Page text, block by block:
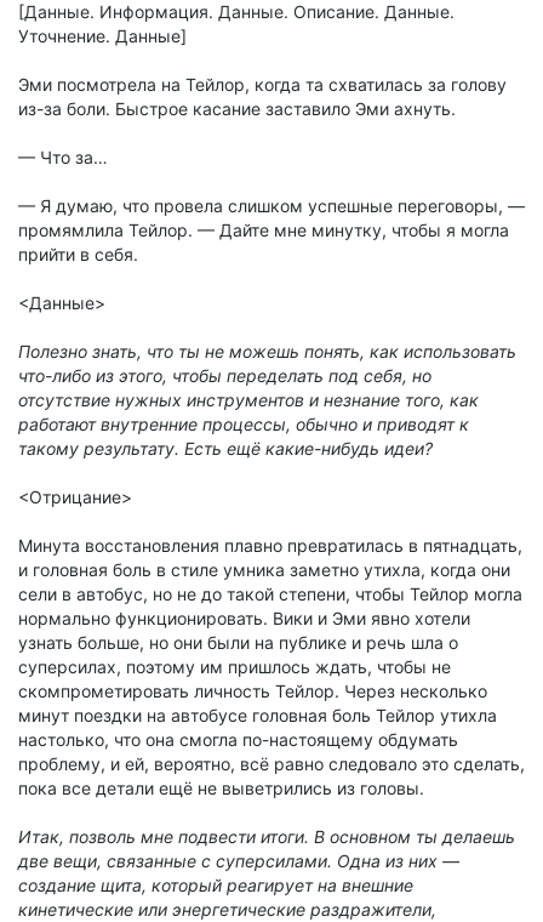
[Данные. Информация. Данные. Описание. Данные.
Уточнение. Данные]
Эми посмотрела на Тейлор, когда та схватилась за голову
из-за боли. Быстрое касание заставило Эми ахнуть.
— Что за…
— Я думаю, что провела слишком успешные переговоры, —
промямлила Тейлор. — Дайте мне минутку, чтобы я могла
прийти в себя.
<Данные>
Полезно знать, что ты не можешь понять, как использовать
что-либо из этого, чтобы переделать под себя, но
отсутствие нужных инструментов и незнание того, как
работают внутренние процессы, обычно и приводят к
такому результату. Есть ещё какие-нибудь идеи?
<Отрицание>
Минута восстановления плавно превратилась в пятнадцать,
и головная боль в стиле умника заметно утихла, когда они
сели в автобус, но не до такой степени, чтобы Тейлор могла
нормально функционировать. Вики и Эми явно хотели
узнать больше, но они были на публике и речь шла о
суперсилах, поэтому им пришлось ждать, чтобы не
скомпрометировать личность Тейлор. Через несколько
минут поездки на автобусе головная боль Тейлор утихла
настолько, что она смогла по-настоящему обдумать
проблему, и ей, вероятно, всё равно следовало это сделать,
пока все детали ещё не выветрились из головы.
Итак, позволь мне подвести итоги. В основном ты делаешь
две вещи, связанные с суперсилами. Одна из них —
создание щита, который реагирует на внешние
кинетические или энергетические раздражители,